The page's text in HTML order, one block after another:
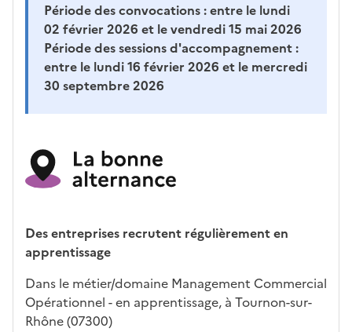
Période des convocations :entre le lundi
02 février 2026 et le vendredi 15 mai 2026
Période des sessions d'accompagnement :
entre le lundi 16 février 2026 et le mercredi
30 septembre 2026
Des entreprises recrutent régulièrement en
apprentissage
Dans le métier/domaine Management Commercial
Opérationnel - en apprentissage, à Tournon-sur-
Rhône (07300)